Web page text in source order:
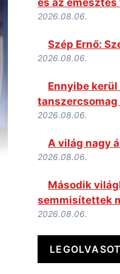
2026.08.06.
Szép Ernő:
2026.08.06.
Ennyibe
tanszercsomag
2026.08.06.
A világ nagy
2026.08.06.
Második
semmisítettek
2026.08.06.